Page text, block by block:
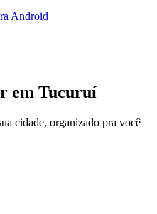
Android
em Tucuruí
cidade, organizado pra você